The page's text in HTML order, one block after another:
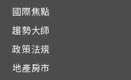
國際焦點
趨勢大師
政策法規
地產房市